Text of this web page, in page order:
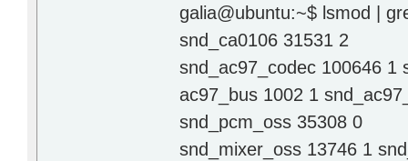
galia@ubuntu:~$ lsmod |
snd_ca0106 31531 2
snd_ac97_codec 100646 1
ac97_bus 1002 1
snd_pcm_oss 35308 0
snd_mixer_oss 13746 1